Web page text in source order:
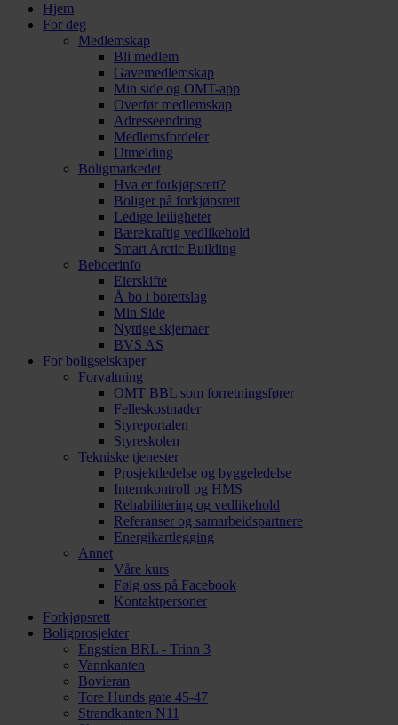
Hjem
For deg
Medlemskap
Bli medlem
Gavemedlemskap
Min side og OMT-app
Overfør medlemskap
Adresseendring
Medlemsfordeler
Utmelding
Boligmarkedet
Hva er forkjøpsrett?
Boliger på forkjøpsrett
Ledige leiligheter
Bærekraftig vedlikehold
Smart Arctic Building
Beboerinfo
Eierskifte
Å bo i borettslag
Min Side
Nyttige skjemaer
BVS AS
For boligselskaper
Forvaltning
OMT BBL som forretningsfører
Felleskostnader
Styreportalen
Styreskolen
Tekniske tjenester
Prosjektledelse og byggeledelse
Internkontroll og HMS
Rehabilitering og vedlikehold
Referanser og samarbeidspartnere
Energikartlegging
Annet
Våre kurs
Følg oss på Facebook
Kontaktpersoner
Forkjøpsrett
Boligprosjekter
Engstien BRL - Trinn 3
Vannkanten
Bovieran
Tore Hunds gate 45-47
Strandkanten N11